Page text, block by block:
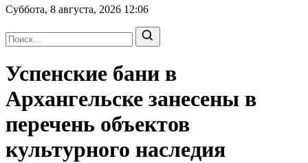
Суббота, 8 августа, 2026 12:06
Успенские бани в
Архангельске занесены в
перечень объектов
культурного наследия